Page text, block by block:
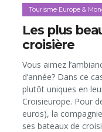
Tourisme Europe &
Les plus
croisière
Vous aimez
d’année? Dans ce
plutôt uniques en
Croisieurope. Pour
euros), la
ses bateaux de